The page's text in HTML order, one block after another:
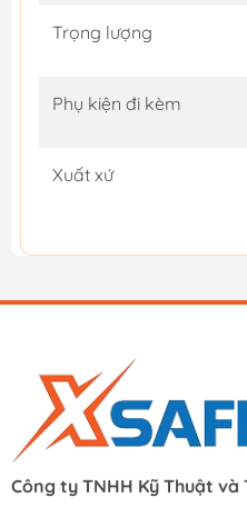
Trọng lượng
Phụ kiện đi kèm
Xuất xứ
Công ty TNHH Kỹ Thuật và